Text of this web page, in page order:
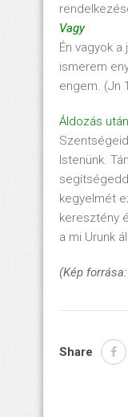
Vagy
Én vagyok
ismerem
engem. (Jn
Áldozás
Istenünk.
kegyelmét
keresztény
a mi Urunk
(Kép
Share